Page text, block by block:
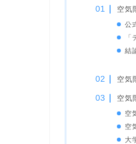
空気
公
結
空気
空気
空
空
大